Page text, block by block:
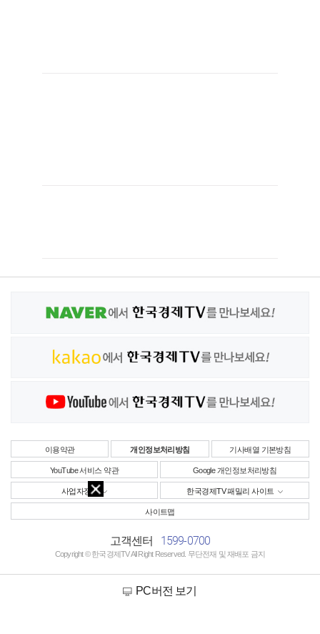
이용약관 개인정보처리방침 기사배열 기본방침
YouTube 서비스 약관 Google 개인정보처리방침
사업자정보 한국경제TV 패밀리 사이트
사이트맵
고객센터 1599-0700
Copyright © 한국경제TV All Right Reserved. 무단전재 및 재배포 금지
PC버전 보기